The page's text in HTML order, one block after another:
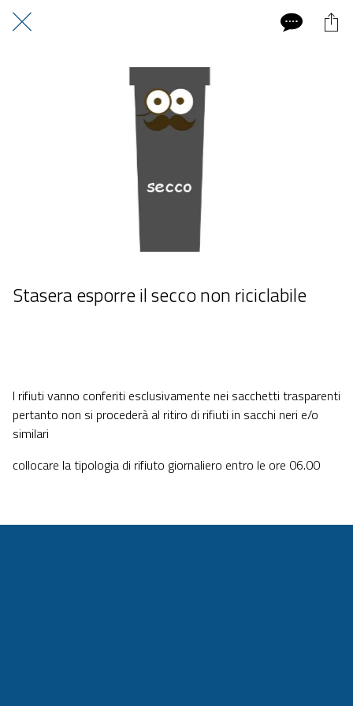
Stasera esporre il secco non riciclabile
I rifiuti vanno conferiti esclusivamente nei sacchetti trasparenti
pertanto non si procederà al ritiro di rifiuti in sacchi neri e/o
similari
collocare la tipologia di rifiuto giornaliero entro le ore 06.00